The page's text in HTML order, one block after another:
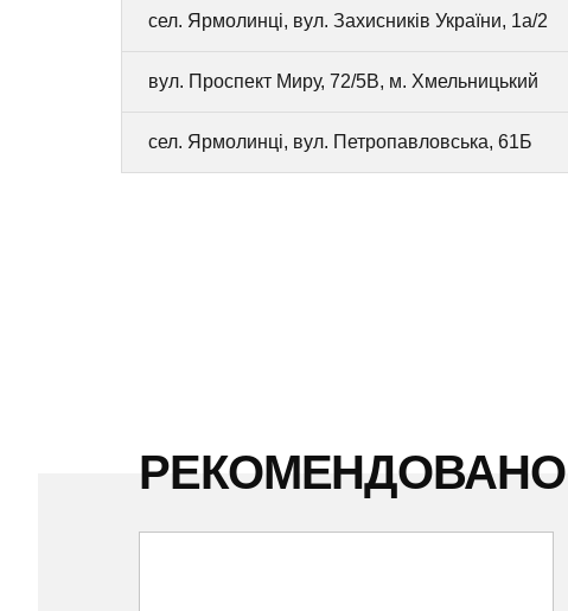
сел. Ярмолинці, вул. Захисників України, 1а/2
вул. Проспект Миру, 72/5В, м. Хмельницький
сел. Ярмолинці, вул. Петропавловська, 61Б
РЕКОМЕНДОВАНО